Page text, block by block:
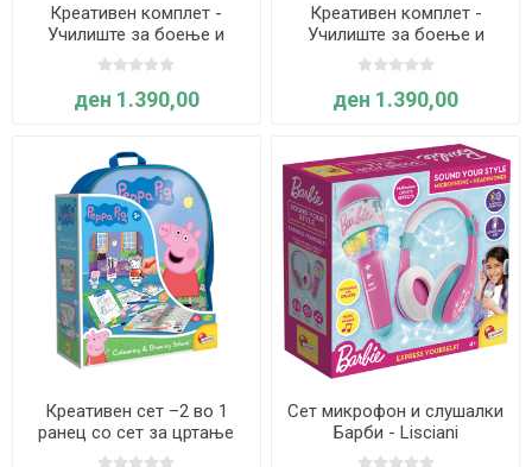
Креативен комплет -
Училиште за боење и
цртање Stitch - Lisciani
ден 1.390,00
Креативен комплет -
Училиште за боење и
цртање Мини - Lisciani
ден 1.390,00
Креативен сет –2 во 1
ранец со сет за цртање
Peppa Pig - Lisciani
Сет микрофон и слушалки
Барби - Lisciani